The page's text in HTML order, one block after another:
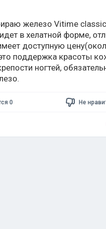
железо Vitime
в хелатной форме,
доступную
поддержка красоты
ногтей,
0 Не